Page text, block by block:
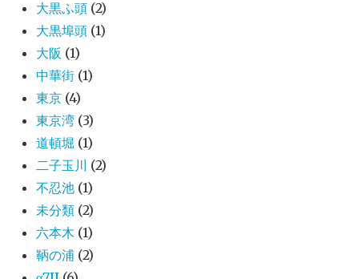
大黒ふ頭 (2)
大黒埠頭 (1)
大阪 (1)
中華街 (1)
東京 (4)
東京湾 (3)
道頓堀 (1)
二子玉川 (2)
不忍池 (1)
未分類 (2)
六本木 (1)
鞆の浦 (2)